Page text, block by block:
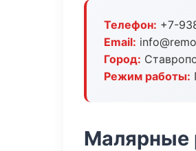
Телефон: +7-
Email:
Город:
Режим работы:
Малярные